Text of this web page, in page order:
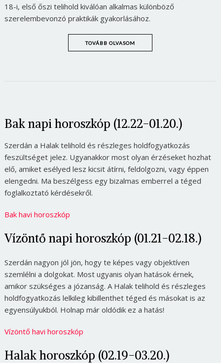
18-i, első őszi telihold kiválóan alkalmas különböző
szerelembevonzó praktikák gyakorlásához.
TOVÁBB OLVASOM
Bak napi horoszkóp (12.22-01.20.)
Szerdán a Halak telihold és részleges holdfogyatkozás
feszültséget jelez. Ugyanakkor most olyan érzéseket hozhat
elő, amiket esélyed lesz kicsit átírni, feldolgozni, vagy éppen
elengedni. Ma beszélgess egy bizalmas emberrel a téged
foglalkoztató kérdésekről.
Bak havi horoszkóp
Vízöntő napi horoszkóp (01.21-02.18.)
Szerdán nagyon jól jön, hogy te képes vagy objektíven
szemlélni a dolgokat. Most ugyanis olyan hatások érnek,
amikor szükséges a józanság. A Halak telihold és részleges
holdfogyatkozás lelkileg kibillenthet téged és másokat is az
egyensúlyukból. Holnap már oldódik ez a hatás!
Vízöntő havi horoszkóp
Halak horoszkóp (02.19-03.20.)